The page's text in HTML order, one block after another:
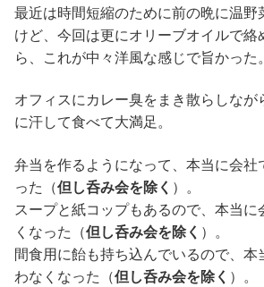
最近は時間短縮のために前の晩に温
けど、今回は更にオリーブオイルで絡
ら、これが中々洋風な感じで旨かった。
オフィスにカレー臭をまき散らしな
に汗して食べて大満足。
弁当を作るようになって、本当に会社
った（但し呑み会を除く ）。
スープと紙コップもあるので、本当に
くなった（但し呑み会を除く ）。
間食用に飴も持ち込んでいるので、本
わなくなった（但し呑み会を除く ）。